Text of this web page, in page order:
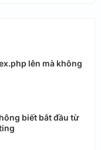
lên mà không
biết bắt đầu từ